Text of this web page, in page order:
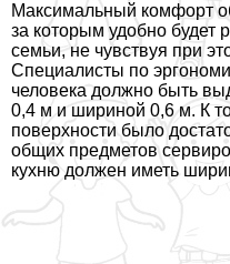
Максимальный комфорт
за которым удобно будет
семьи, не чувствуя при
Специалисты по
человека должно быть
0,4 м и шириной 0,6 м. К
поверхности было
общих предметов
кухню должен иметь